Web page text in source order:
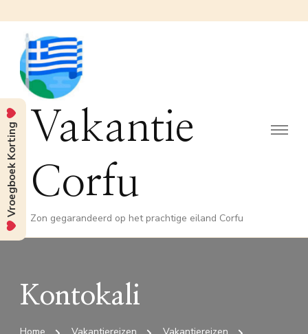
Vakantie
Corfu
Zon gegarandeerd op het prachtige eiland Corfu
Kontokali
Vroegboek Korting